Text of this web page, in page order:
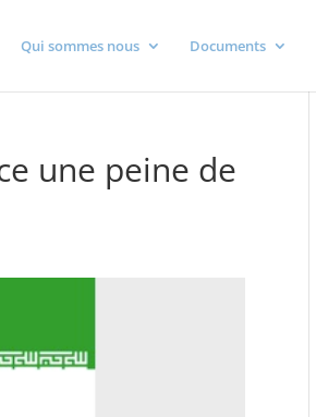
Qui sommes nous Documents
une peine de